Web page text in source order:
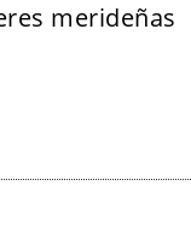
merideñas